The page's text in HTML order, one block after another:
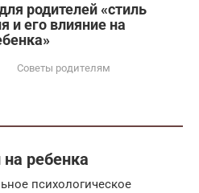
родителей «стиль
и его влияние на
Советы родителям
ребенка
психологическое